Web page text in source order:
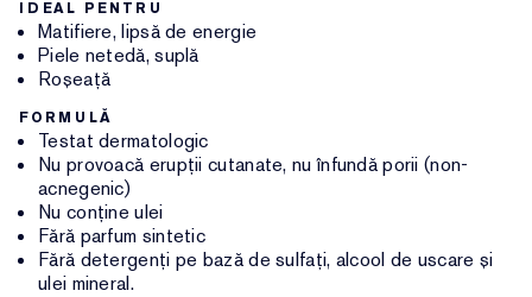
IDEAL PENTRU
Matifiere, lipsă de energie
Piele netedă, suplă
Roșeață
FORMULĂ
Testat dermatologic
Nu provoacă erupții cutanate, nu înfundă porii (non-
acnegenic)
Nu conține ulei
Fără parfum sintetic
Fără detergenți pe bază de sulfați, alcool de uscare și
ulei mineral.